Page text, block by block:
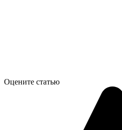
Оцените статью